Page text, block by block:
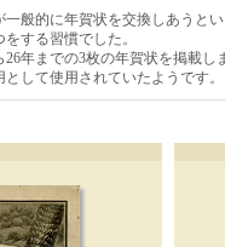
一般的に年賀状を交換しあうと
する習慣でした。
26年までの3枚の年賀状を掲載
して使用されていたようです。